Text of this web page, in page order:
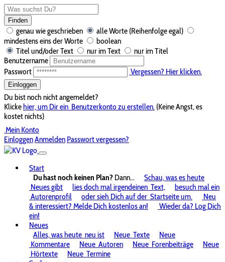
Finden
genau wie geschrieben
alle Worte (Reihenfolge egal)
mindestens eins der Worte
boolean
Titel und/oder Text
nur im Text
nur im Titel
Benutzername
Passwort
Vergessen? Hier klicken.
Einloggen
Du bist noch nicht angemeldet?
Klickehier, um Dir ein Benutzerkonto zu erstellen. (Keine Angst, es
kostet nichts)
Mein Konto
EinloggenAnmelden Passwort vergessen?
Start
Du hast noch keinen Plan? Dann...
Schau, was es heute
Neues gibt
lies doch mal irgendeinen Text,
besuch mal ein
Autorenprofil
oder sieh Dich auf der Startseite um.
Neu
& interessiert? Melde Dich kostenlos an!
Wieder da? Log Dich
ein!
Neues
Alles, was heute neu ist Neue Texte
Neue
Kommentare
Neue Autoren Neue Forenbeiträge
Neue
Hörtexte
Neue Termine